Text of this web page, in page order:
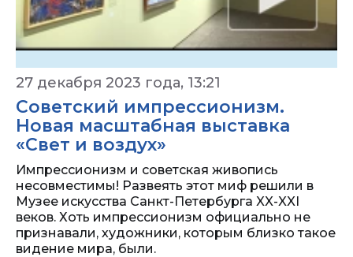
27 декабря 2023 года, 13:21
Советский импрессионизм.
Новая масштабная выставка
«Свет и воздух»
Импрессионизм и советская живопись
несовместимы! Развеять этот миф решили в
Музее искусства Санкт-Петербурга XX-XXI
веков. Хоть импрессионизм официально не
признавали, художники, которым близко такое
видение мира, были.